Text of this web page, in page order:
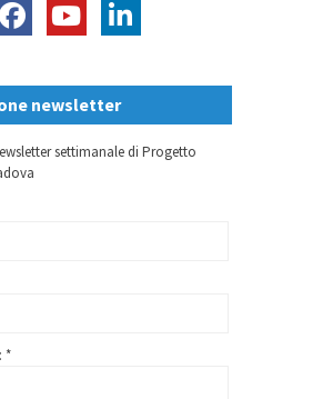
newsletter
settimanale di Progetto
*